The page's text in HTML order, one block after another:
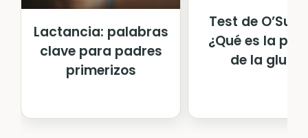
Lactancia: palabras
clave para padres
primerizos
Test de
¿Qué es la
de la gluc...